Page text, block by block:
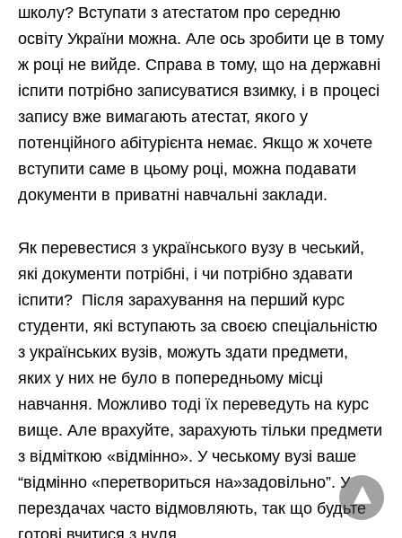
школу? Вступати з атестатом про середню
освіту України можна. Але ось зробити це в тому
ж році не вийде. Справа в тому, що на державні
іспити потрібно записуватися взимку, і в процесі
запису вже вимагають атестат, якого у
потенційного абітурієнта немає. Якщо ж хочете
вступити саме в цьому році, можна подавати
документи в приватні навчальні заклади.
Як перевестися з українського вузу в чеський,
які документи потрібні, і чи потрібно здавати
іспити? Після зарахування на перший курс
студенти, які вступають за своєю спеціальністю
з українських вузів, можуть здати предмети,
яких у них не було в попередньому місці
навчання. Можливо тоді їх переведуть на курс
вище. Але врахуйте, зарахують тільки предмети
з відміткою «відмінно». У чеському вузі ваше
“відмінно «перетвориться на»задовільно”. У
перездачах часто відмовляють, так що будьте